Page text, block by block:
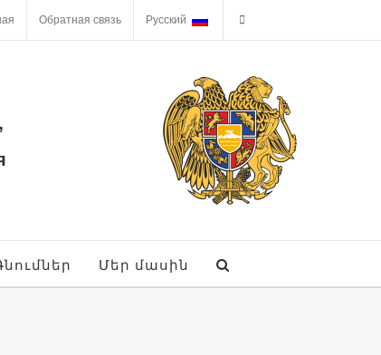
Обратная связь Русский
Մեր մասին